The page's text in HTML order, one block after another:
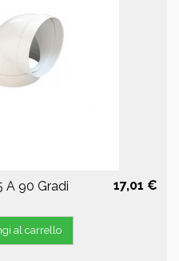
A 90 Gradi 17,01 €
al carrello